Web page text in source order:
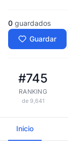
0 guardados
Guardar
#745
RANKING
de 9,641
Inicio